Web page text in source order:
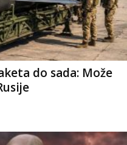
do sada: Može